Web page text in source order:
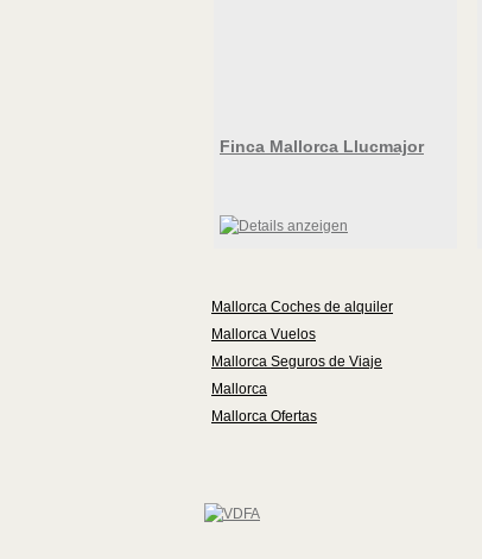
Finca Mallorca Llucmajor
Mallorca Coches de alquiler
Mallorca Vuelos
Mallorca Seguros de Viaje
Mallorca
Mallorca Ofertas